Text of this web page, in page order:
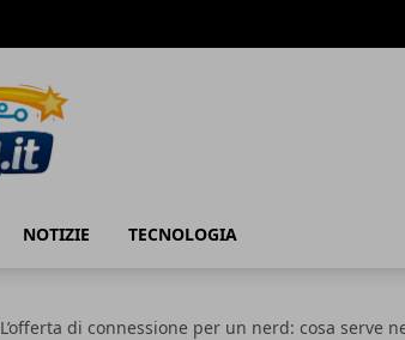
NOTIZIE TECNOLOGIA
L’offerta di connessione per un nerd: cosa serve